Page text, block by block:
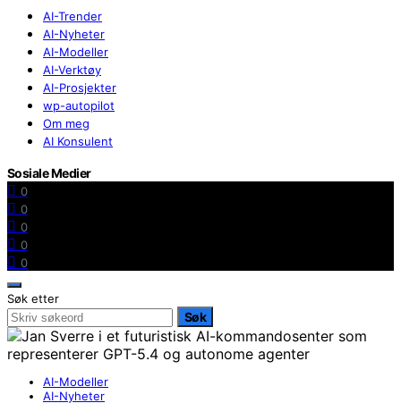
AI-Trender
AI-Nyheter
AI-Modeller
AI-Verktøy
AI-Prosjekter
wp-autopilot
Om meg
AI Konsulent
Sosiale Medier
0
0
0
0
0
Søk etter
Søk
AI-Modeller
AI-Nyheter